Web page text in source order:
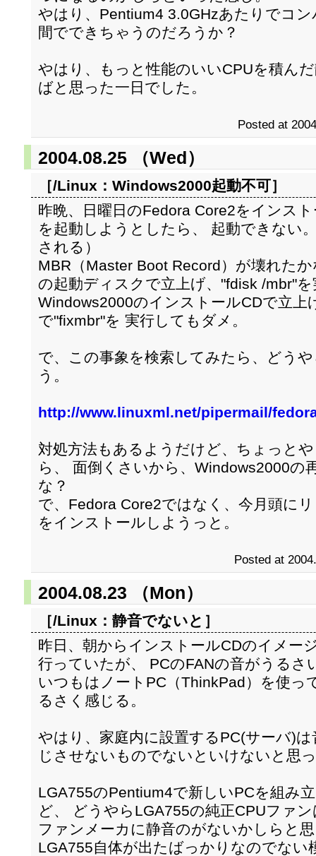
やはり、Pentium4 3.0GHzあたりでコ
間でできちゃうのだろうか？
やはり、もっと性能のいいCPUを積ん
ばと思った一日でした。
Posted at
2004.08.25 （Wed）
［/Linux： Windows2000起動不可］
昨晩、日曜日のFedora Core2をインス
を起動しようとしたら、 起動できない
される）
MBR（Master Boot Record）が壊れた
の起動ディスクで立上げ、"fdisk /mbr"
Windows2000のインストールCDで立上
で"fixmbr"を 実行してもダメ。
で、この事象を検索してみたら、どう
う。
http://www.linuxml.net/pipermail/
対処方法もあるようだけど、ちょっと
ら、 面倒くさいから、Windows2000の
な？
で、Fedora Core2ではなく、今月頭に
をインストールしようっと。
Posted at
2004.08.23 （Mon）
［/Linux： 静音でないと ］
昨日、朝からインストールCDのイメー
行っていたが、 PCのFANの音がうるさ
いつもはノートPC（ThinkPad）を使っ
るさく感じる。
やはり、家庭内に設置するPC(サーバ)
じさせないものでないといけないと思
LGA755のPentium4で新しいPCを組み
ど、 どうやらLGA755の純正CPUファ
ファンメーカに静音のがないかしらと
LGA755自体が出たばっかりなのでない